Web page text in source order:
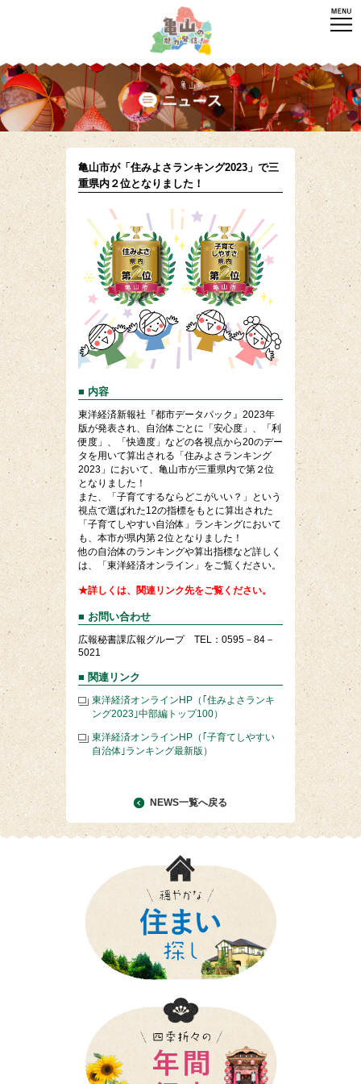
亀山市が「住みよさランキング2023」で三
重県内２位となりました！
■ 内容
東洋経済新報社『都市データパック』2023年
版が発表され、自治体ごとに「安心度」、「利
便度」、「快適度」などの各視点から20のデー
タを用いて算出される「住みよさランキング
2023」において、亀山市が三重県内で第２位
となりました！
また、「子育てするならどこがいい？」という
視点で選ばれた12の指標をもとに算出された
「子育てしやすい自治体」ランキングにおいて
も、本市が県内第２位となりました！
他の自治体のランキングや算出指標など詳しく
は、「東洋経済オンライン」をご覧ください。
★詳しくは、関連リンク先をご覧ください。
■ お問い合わせ
広報秘書課広報グループ TEL：0595－84－
5021
■ 関連リンク
東洋経済オンラインHP（｢住みよさランキ
ング2023｣中部編トップ100）
東洋経済オンラインHP（｢子育てしやすい
自治体｣ランキング最新版）
NEWS一覧へ戻る